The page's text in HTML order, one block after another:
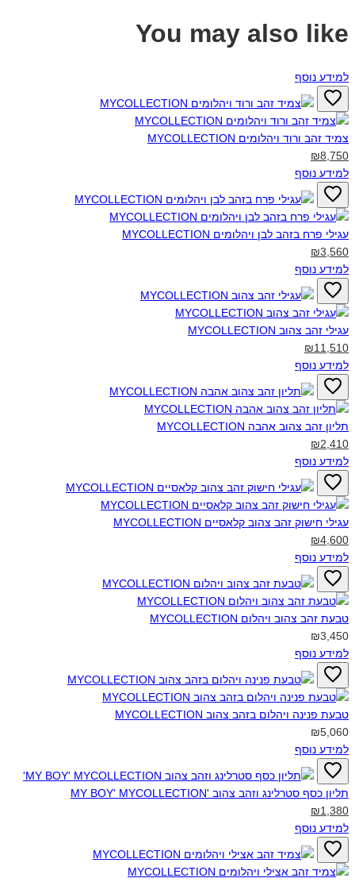
You may also like
למידע נוסף
צמיד זהב ורוד ויהלומים MYCOLLECTION‎
₪8,750
למידע נוסף
עגילי פרח בזהב לבן ויהלומים MYCOLLECTION‎
₪3,560
למידע נוסף
עגילי זהב צהוב MYCOLLECTION‎
₪11,510
למידע נוסף
תליון זהב צהוב אהבה MYCOLLECTION‎
₪2,410
למידע נוסף
עגילי חישוק זהב צהוב קלאסיים MYCOLLECTION‎‎
₪4,600
למידע נוסף
טבעת זהב צהוב ויהלום MYCOLLECTION‎
₪3,450
למידע נוסף
טבעת פנינה ויהלום בזהב צהוב MYCOLLECTION‎
₪5,060
למידע נוסף
תליון כסף סטרלינג וזהב צהוב MY BOY' MYCOLLECTION'‎
₪1,380
למידע נוסף